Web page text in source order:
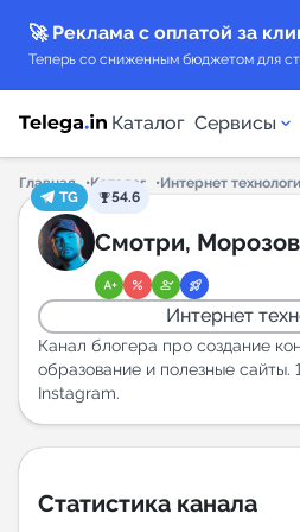
🚀 Реклама с оплатой за
Теперь со сниженным бюджетом для
Каталог Сервисы
Каталог каналов
Каталог ботов
Горящие предложения
Индекс читаемости
Главная Каталог Интернет
TG
54.6
Смотри,
Интернет
Канал блогера про создание
образование и полезные сайты.
Instagram.
Статистика канала